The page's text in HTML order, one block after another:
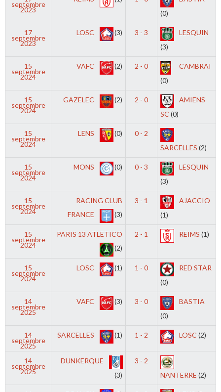
septembre
2023
(0)
17
septembre
2023
LOSC (3) 3 - 3
LESQUIN
(3)
15
septembre
2024
VAFC (2) 2 - 0
CAMBRAI
(0)
15
septembre
2024
GAZELEC (2) 2 - 0
AMIENS
SC (0)
15
septembre
2024
LENS (0)
0 - 2
SARCELLES (2)
15
septembre
2024
MONS (0) 0 - 3
LESQUIN
(3)
15
septembre
2024
RACING CLUB
FRANCE
(3)
3 - 1
AJACCIO
(1)
15
septembre
2024
PARIS 13 ATLETICO
(2)
2 - 1 REIMS (1)
15
septembre
2024
LOSC (1) 1 - 0
RED STAR
(0)
14
septembre
2025
VAFC (3) 3 - 0
BASTIA
(0)
14
septembre
2025
SARCELLES (1) 1 - 2 LOSC (2)
14
septembre
2025
DUNKERQUE
(3)
3 - 2
NANTERRE (2)